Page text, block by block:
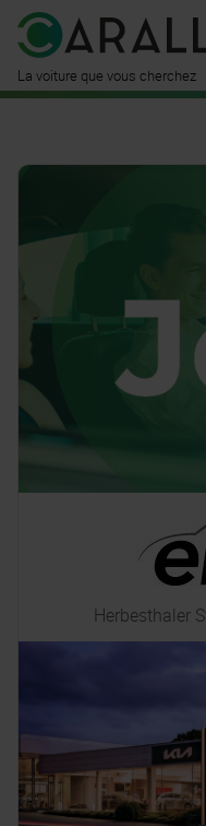
La voiture que vous cherchez
Herbesthaler